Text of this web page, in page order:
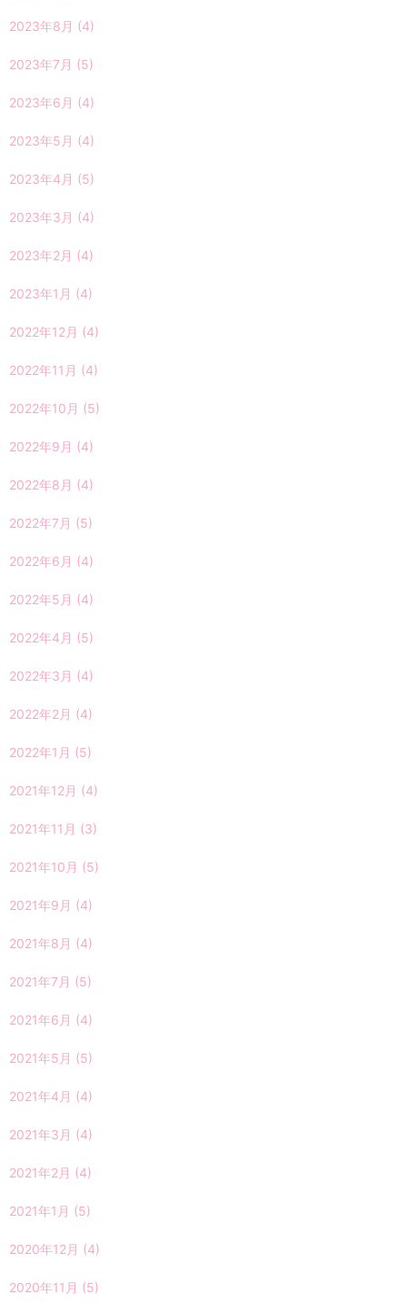
2023年8月 (4)
2023年7月 (5)
2023年6月 (4)
2023年5月 (4)
2023年4月 (5)
2023年3月 (4)
2023年2月 (4)
2023年1月 (4)
2022年12月 (4)
2022年11月 (4)
2022年10月 (5)
2022年9月 (4)
2022年8月 (4)
2022年7月 (5)
2022年6月 (4)
2022年5月 (4)
2022年4月 (5)
2022年3月 (4)
2022年2月 (4)
2022年1月 (5)
2021年12月 (4)
2021年11月 (3)
2021年10月 (5)
2021年9月 (4)
2021年8月 (4)
2021年7月 (5)
2021年6月 (4)
2021年5月 (5)
2021年4月 (4)
2021年3月 (4)
2021年2月 (4)
2021年1月 (5)
2020年12月 (4)
2020年11月 (5)